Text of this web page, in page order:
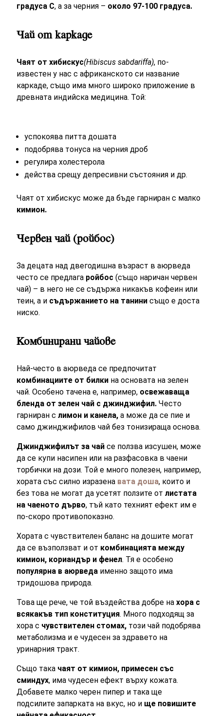
градуса C, а за черния – около 97-100 градуса.
Чай от каркаде
Чаят от хибискус(Hibiscus sabdariffa), по-
известен у нас с африканското си название
каркаде, също има много широко приложение в
древната индийска медицина. Той:
успокоява питта дошата
подобрява тонуса на черния дроб
регулира холестерола
действа срещу депресивни състояния и др.
Чаят от хибискус може да бъде гарниран с малко
кимион.
Червен чай (ройбос)
За децата над двегодишна възраст в аюрведа
често се предлага ройбос (също наричан червен
чай) – в него не се съдържа никакъв кофеин или
теин, а и съдържанието на танини също е доста
ниско.
Комбинирани чайове
Най-често в аюрведа се предпочитат
комбинациите от билки на основата на зелен
чай. Особено тачена е, например, освежаваща
бленда от зелен чай с джинджифил. Често
гарниран слимон и канела,а може да се пие и
само джинджифилов чай без тонизираща основа.
Джинджифилът за чай се ползва изсушен, може
да се купи насипен или на разфасовка в чаени
торбички на дози. Той е много полезен, например,
хората със силно изразена вата доша, които и
без това не могат да усетят ползите отлистата
на чаеното дърво, тъй като техният ефект им е
по-скоро противопоказно.
Хората с чувствителен баланс на дошите могат
да се възползват и от комбинацията между
кимион, кориандър и фенел. Тя е особено
популярна в аюрведа именно защото има
тридошова природа.
Това ще рече, че той въздейства добре нахора с
всякакъв тип конституция. Много подходящ за
хора с чувствителен стомах, този чай подобрява
метаболизма и е чудесен за здравето на
уринарния тракт.
Също така чаят от кимион, примесен със
сминдух, има чудесен ефект върху кожата.
Добавете малко черен пипер и така ще
подсилите запарката на вкус, но и ще повишите